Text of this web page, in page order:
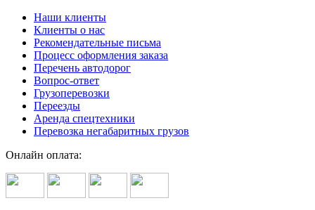
Наши клиенты
Клиенты о нас
Рекомендательные письма
Процесс оформления заказа
Перечень автодорог
Вопрос-ответ
Грузоперевозки
Переезды
Аренда спецтехники
Перевозка негабаритных грузов
Онлайн оплата: